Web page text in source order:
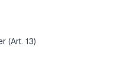
(Art. 13)